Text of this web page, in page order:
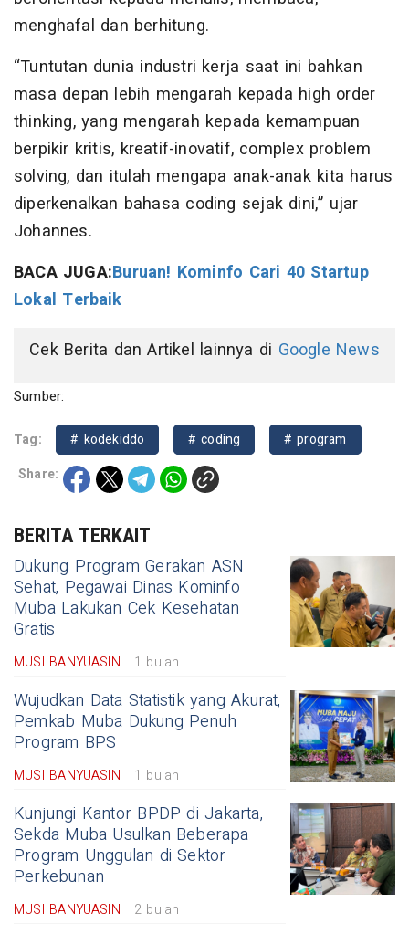
menghafal dan berhitung.
“Tuntutan dunia industri kerja saat ini bahkan
masa depan lebih mengarah kepada high order
thinking, yang mengarah kepada kemampuan
berpikir kritis, kreatif-inovatif, complex problem
solving, dan itulah mengapa anak-anak kita harus
diperkenalkan bahasa coding sejak dini,” ujar
Johannes.
BACA JUGA:Buruan! Kominfo Cari 40 Startup
Lokal Terbaik
Cek Berita dan Artikel lainnya di Google News
Sumber:
Tag: # kodekiddo # coding
# program
Share:
BERITA TERKAIT
Dukung Program Gerakan ASN
Sehat, Pegawai Dinas Kominfo
Muba Lakukan Cek Kesehatan
Gratis
MUSI BANYUASIN 1 bulan
Wujudkan Data Statistik yang Akurat,
Pemkab Muba Dukung Penuh
Program BPS
MUSI BANYUASIN 1 bulan
Kunjungi Kantor BPDP di Jakarta,
Sekda Muba Usulkan Beberapa
Program Unggulan di Sektor
Perkebunan
MUSI BANYUASIN 2 bulan